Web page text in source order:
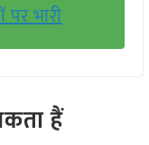
भारी
हैं